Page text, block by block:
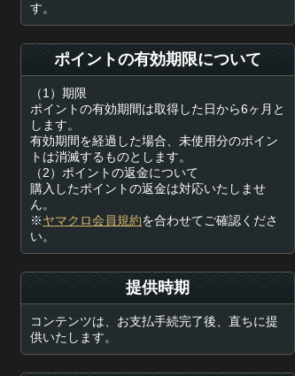
す。
ポイントの有効期限について
（1）期限
ポイントの有効期間は取得した日から6ヶ月と
します。
有効期間を経過した場合、未使用分のポイン
トは消滅するものとします。
（2）ポイントの返金について
購入したポイントの返金は対応いたしませ
ん。
※ヤマクロ会員規約を合わせてご確認くださ
い。
提供時期
コンテンツは、お支払手続完了後、直ちに提
供いたします。